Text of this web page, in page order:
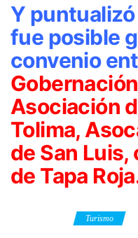
Y
fue posible
convenio
Asociación
Tolima,
de San
de Tapa
Turismo